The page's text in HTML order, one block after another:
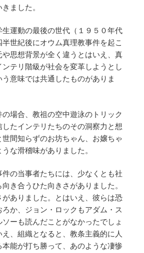
ました。
運動の最後の世代（１９５０年代
世紀後にオウム真理教事件を起こ
思想背景が全く違うとはいえ、真
テリ階級が社会を変革しようとし
意味では共通したものがありま
場合、教祖の空中遊泳のトリック
たインテリたちのその洞察力と想
間知らずのお坊ちゃん、お嬢ちゃ
な滑稽味がありました。
の当事者たちには、少なくとも社
き合うひた向きさがありました。
ありました。とはいえ、彼らは恐
か、ジョン・ロックもアダム・ス
ーも読んだことがなかったでしょ
、組織となると、教条主義的に人
本能が打ち勝って、あのような凄惨